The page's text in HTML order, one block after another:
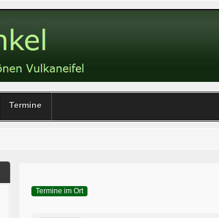
Termine
Termine im Ort